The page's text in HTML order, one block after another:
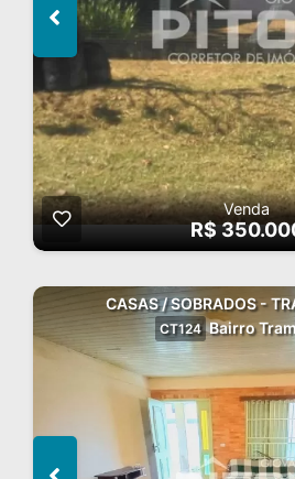
Venda
R$
CASAS / SOBRADOS -
CT124 Bairro